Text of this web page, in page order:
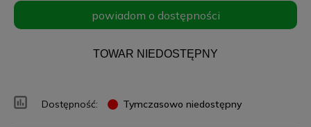
powiadom o dostępności
TOWAR NIEDOSTĘPNY
Dostępność: Tymczasowo niedostępny